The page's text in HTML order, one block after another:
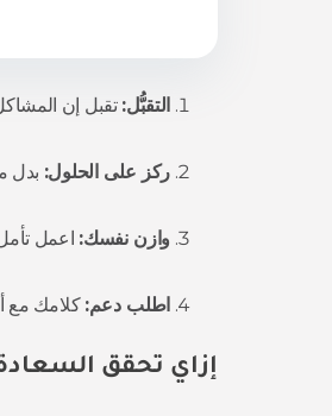
التقبُّل: تقبل إن
ركز على الحلول: بدل
وازن نفسك: اعمل
اطلب دعم: كلامك مع
إزاي تحقق